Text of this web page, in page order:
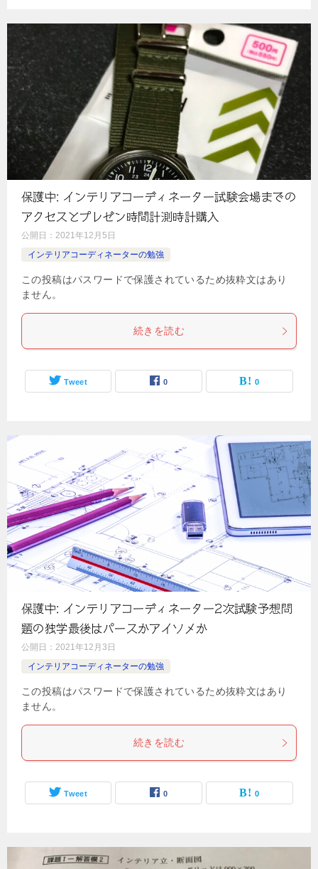
保護中: インテリアコーディネーター試験会場までの
アクセスとプレゼン時間計測時計購入
公開日： 2021年12月5日
インテリアコーディネーターの勉強
この投稿はパスワードで保護されているため抜粋文はあり
ません。
続きを読む
Tweet 0 0
保護中: インテリアコーディネーター2次試験予想問
題の独学最後はパースかアイソメか
公開日： 2021年12月3日
インテリアコーディネーターの勉強
この投稿はパスワードで保護されているため抜粋文はあり
ません。
続きを読む
Tweet 0 0